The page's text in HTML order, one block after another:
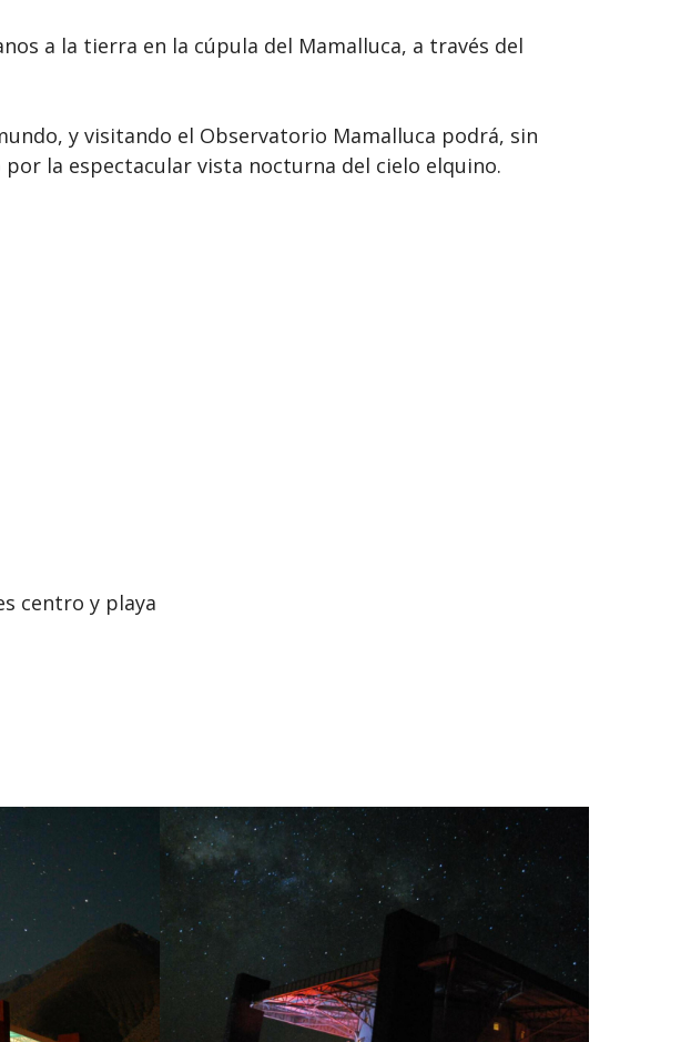
a la tierra en la cúpula del Mamalluca, a través del
y visitando el Observatorio Mamalluca podrá, sin
la espectacular vista nocturna del cielo elquino.
centro y playa